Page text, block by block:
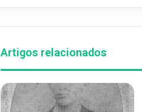
Artigos relacionados